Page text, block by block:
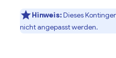
Hinweis:Dieses
nicht angepasst werden.